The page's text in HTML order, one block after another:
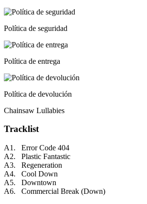
Política de seguridad
Política de entrega
Política de devolución
Chainsaw Lullabies
Tracklist
A1. Error Code 404
A2. Plastic Fantastic
A3. Regeneration
A4. Cool Down
A5. Downtown
A6. Commercial Break (Down)